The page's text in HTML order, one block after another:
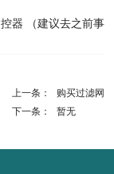
器 （建议去之前事
上一条：
购买过滤网
下一条：
暂无